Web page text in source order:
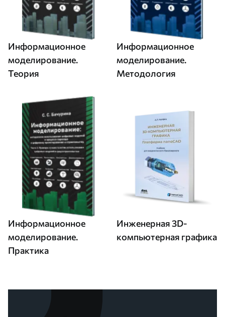
Информационное
моделирование.
Теория
Информационное
моделирование.
Методология
Информационное
моделирование.
Практика
Инженерная 3D-
компьютерная графика